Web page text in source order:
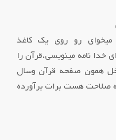
رو روی یک کاغذ
خدا نامه مینویسی،قرآن را
همون صفحه قرآن وسال
صلاحت هست برات برآورده